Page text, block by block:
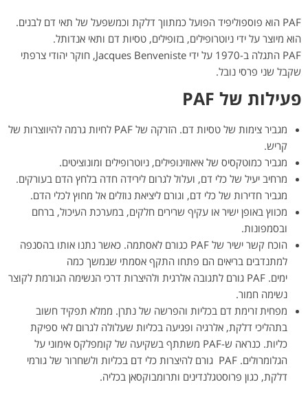
PAF הוא פוספוליפיד הפועל כמתווך דלקת וכמשפעל של תאי דם לבנים.
הוא מיוצר על ידי ניוטרופילים, בזופילים, טסיות דם ותאי אנדותל.
PAF התגלה ב-1970 על ידי Jacques Benveniste, חוקר יהודי צרפתי
שקבל שני פרסי נובל.
פעילות של PAF
מגביר צימות של טסיות דם. הזרקה של PAF לחיות גרמה להיווצרות של
קריש.
מגביר כמוטקסיס של איאוזינופילים, ניוטרופילים ומונוציטים.
מרחיב יעיל של כלי דם, ועלול לגרום לירידה חדה בלחץ הדם בעורקים.
מגביר חדירות של כלי דם, וגורם ליציאת נוזלים אל מחוץ לכלי הדם.
מכווץ באופן ישיר או עקיף שרירים חלקים, במערכת העיכול, ברחם
ובסמפונות.
הוכח קשר ישיר של PAF כגורם לאסתמה. כאשר נתנו אותו בהסנפה
למתנדבים בריאים הם פתחו התקף אסמתי שנמשך כמה
ימים. PAF גורם לתגובה אלרגית ולהיצרות דרכי הנשימה הגורמת לקוצר
נשימה חמור.
מפחית זרימת דם בכליות והפרשה של נתרן. ממלא תפקיד חשוב
בתהליכי דלקת, אלרגיה ופגיעה בכליות שעלולה לגרום לאי ספיקת
כליות. כנראה ש-PAF משתתף בשקיעה של קומפלקס אימוני על
הגלומרולים. PAF גורם להיצרות כלי דם בכליות ולשחרור של גורמי
דלקת, כגון פרוסטגלנדינים ותרומבוקסאן בכליה.